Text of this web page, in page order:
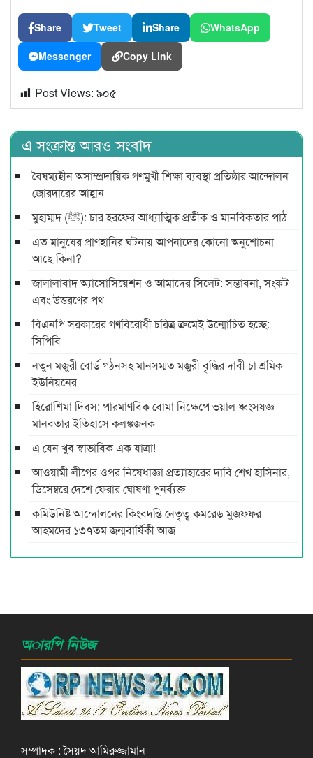
Share Tweet Share WhatsApp
Messenger Copy Link
Post Views: ৯০৫
এ সংক্রান্ত আরও সংবাদ
বৈষম্যহীন অসাম্প্রদায়িক গণমুখী শিক্ষা ব্যবস্থা প্রতিষ্ঠার আন্দোলন
জোরদারের আহ্বান
মুহাম্মদ (ﷺ): চার হরফের আধ্যাত্মিক প্রতীক ও মানবিকতার পাঠ
এত মানুষের প্রাণহানির ঘটনায় আপনাদের কোনো অনুশোচনা
আছে কিনা?
জালালাবাদ অ্যাসোসিয়েশন ও আমাদের সিলেট: সম্ভাবনা, সংকট
এবং উত্তরণের পথ
বিএনপি সরকারের গণবিরোধী চরিত্র ক্রমেই উন্মোচিত হচ্ছে:
সিপিবি
নতুন মজুরী বোর্ড গঠনসহ মানসম্মত মজুরী বৃদ্ধির দাবী চা শ্রমিক
ইউনিয়নের
হিরোশিমা দিবস: পারমাণবিক বোমা নিক্ষেপে ভয়াল ধ্বংসযজ্ঞ
মানবতার ইতিহাসে কলঙ্কজনক
এ যেন খুব স্বাভাবিক এক যাত্রা!
আওয়ামী লীগের ওপর নিষেধাজ্ঞা প্রত্যাহারের দাবি শেখ হাসিনার,
ডিসেম্বরে দেশে ফেরার ঘোষণা পুনর্ব্যক্ত
কমিউনিষ্ট আন্দোলনের কিংবদন্তি নেতৃত্ব কমরেড মুজফ্ফর
আহমদের ১৩৭তম জন্মবার্ষিকী আজ
অারপি নিউজ
সম্পাদক : সৈয়দ আমিরুজ্জামান